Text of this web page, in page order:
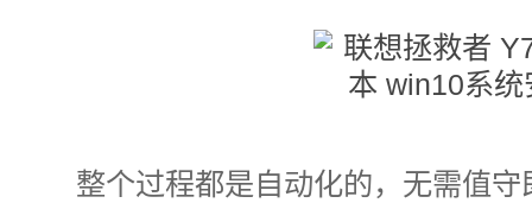
整个过程都是自动化的，无需值